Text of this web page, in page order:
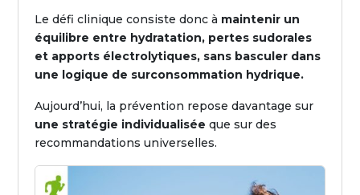
Le défi clinique consiste donc à maintenir un
équilibre entre hydratation, pertes sudorales
et apports électrolytiques, sans basculer dans
une logique de surconsommation hydrique.
Aujourd’hui, la prévention repose davantage sur
une stratégie individualisée que sur des
recommandations universelles.